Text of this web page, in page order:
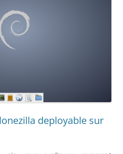
deployable sur